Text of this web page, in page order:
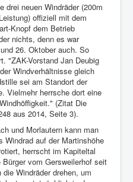
drei neuen Windräder (200m
offiziell mit dem
Knopf dem Betrieb
nichts, denn es war
26. Oktober auch. So
"ZAK-Vorstand Jan Deubig
Windverhältnisse gleich
sei am Standort der
Vielmehr herrsche dort eine
(Zitat Die
aus 2014, Seite 3).
und Morlautern kann man
Windrad auf der Martinshöhe
herrscht im Kapiteltal
vom Gersweilerhof seit
Windräder drehen, um